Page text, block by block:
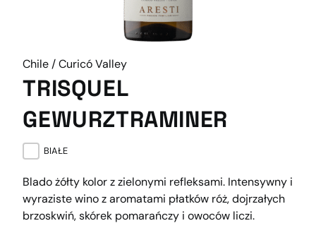
Chile / Curicó Valley
TRISQUEL
GEWURZTRAMINER
BIAŁE
Blado żółty kolor z zielonymi refleksami. Intensywny i
wyraziste wino z aromatami płatków róż, dojrzałych
brzoskwiń, skórek pomarańczy i owoców liczi.